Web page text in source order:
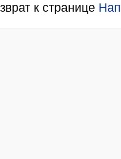
к странице